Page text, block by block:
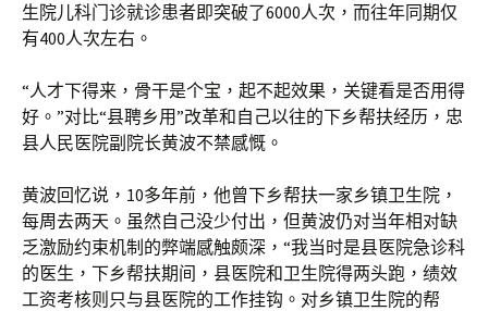
生院儿科门诊就诊患者即突破了6000人次，而往年同期仅
有400人次左右。
“人才下得来，骨干是个宝，起不起效果，关键看是否用得
好。”对比“县聘乡用”改革和自己以往的下乡帮扶经历，忠
县人民医院副院长黄波不禁感慨。
黄波回忆说，10多年前，他曾下乡帮扶一家乡镇卫生院，
每周去两天。虽然自己没少付出，但黄波仍对当年相对缺
乏激励约束机制的弊端感触颇深，“我当时是县医院急诊科
的医生，下乡帮扶期间，县医院和卫生院得两头跑，绩效
工资考核则只与县医院的工作挂钩。对乡镇卫生院的帮